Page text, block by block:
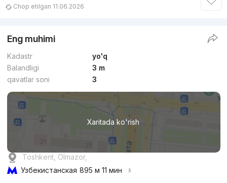
Chop etilgan 11.06.2026
Eng muhimi
Kadastr
yo'q
Balandligi
3 m
qavatlar soni
3
Xaritada ko'rish
Toshkent, Olmazor,
Узбекистанская 895 м 11 мин